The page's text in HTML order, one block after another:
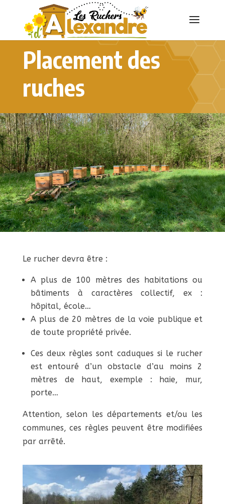
Placement des
ruches
Le rucher devra être :
A plus de 100 mètres des habitations ou
bâtiments à caractères collectif, ex :
hôpital, école…
A plus de 20 mètres de la voie publique et
de toute propriété privée.
Ces deux règles sont caduques si le rucher
est entouré d’un obstacle d’au moins 2
mètres de haut, exemple : haie, mur,
porte…
Attention, selon les départements et/ou les
communes, ces règles peuvent être modifiées
par arrêté.